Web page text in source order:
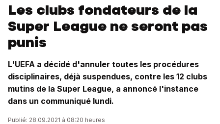
Les clubs fondateurs de la
Super League ne seront pas
punis
L'UEFA a décidé d'annuler toutes les procédures
disciplinaires, déjà suspendues, contre les 12 clubs
mutins de la Super League, a annoncé l'instance
dans un communiqué lundi.
Publié: 28.09.2021 à 08:20 heures